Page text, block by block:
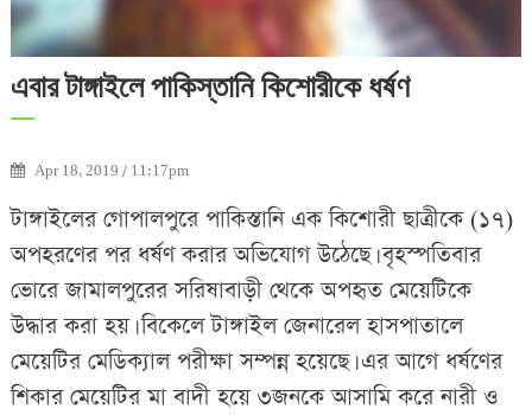
এবার টাঙ্গাইলে পাকিস্তানি কিশোরীকে ধর্ষণ
Apr 18, 2019 / 11:17pm
টাঙ্গাইলের গোপালপুরে পাকিস্তানি এক কিশোরী ছাত্রীকে (১৭)
অপহরণের পর ধর্ষণ করার অভিযোগ উঠেছে। বৃহস্পতিবার
ভোরে জামালপুরের সরিষাবাড়ী থেকে অপহৃত মেয়েটিকে
উদ্ধার করা হয়। বিকেলে টাঙ্গাইল জেনারেল হাসপাতালে
মেয়েটির মেডিক্যাল পরীক্ষা সম্পন্ন হয়েছে। এর আগে ধর্ষণের
শিকার মেয়েটির মা বাদী হয়ে ৩জনকে আসামি করে নারী ও